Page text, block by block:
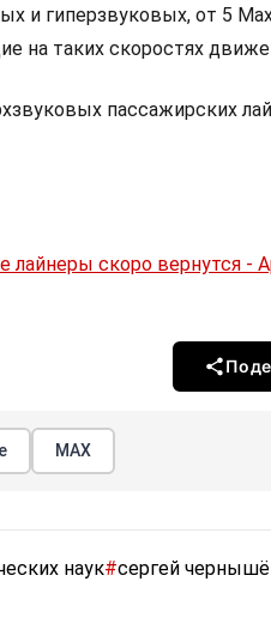
и гиперзвуковых, от 5
на таких скоростях
пассажирских
скоро вернутся -
МАХ
наук#сергей